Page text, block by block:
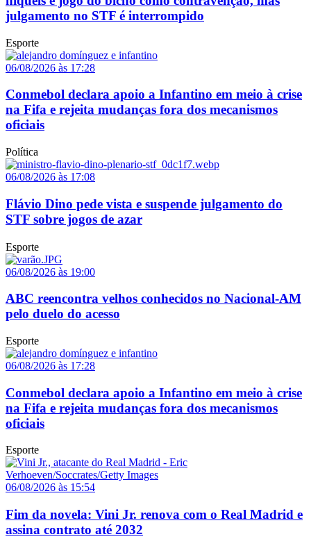
julgamento no STF é interrompido
Esporte
06/08/2026 às 17:28
Conmebol declara apoio a Infantino em meio à crise
na Fifa e rejeita mudanças fora dos mecanismos
oficiais
Política
06/08/2026 às 17:08
Flávio Dino pede vista e suspende julgamento do
STF sobre jogos de azar
Esporte
06/08/2026 às 19:00
ABC reencontra velhos conhecidos no Nacional-AM
pelo duelo do acesso
Esporte
06/08/2026 às 17:28
Conmebol declara apoio a Infantino em meio à crise
na Fifa e rejeita mudanças fora dos mecanismos
oficiais
Esporte
06/08/2026 às 15:54
Fim da novela: Vini Jr. renova com o Real Madrid e
assina contrato até 2032